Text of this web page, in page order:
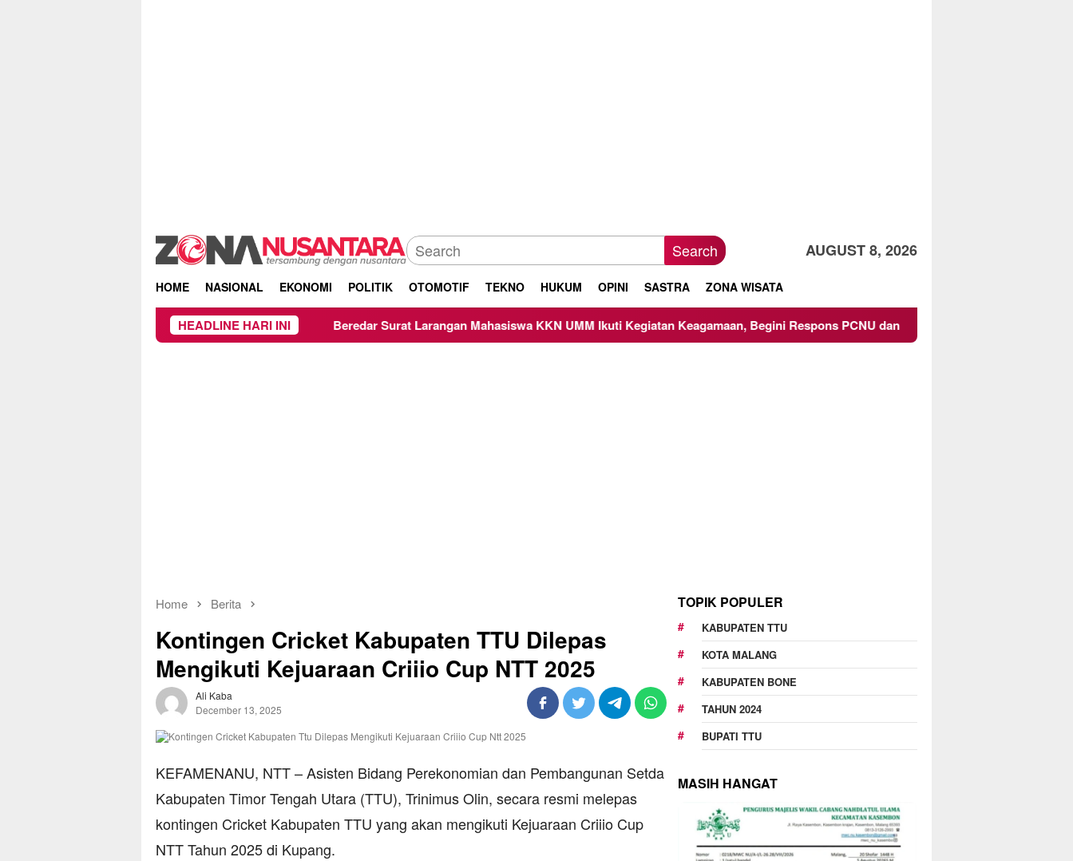
Search AUGUST 8, 2026
HOME NASIONAL EKONOMI POLITIK OTOMOTIF TEKNO HUKUM OPINI SASTRA ZONA WISATA
HEADLINE HARI INI
Beredar Surat Larangan Mahasiswa KKN UMM Ikuti Kegiatan Keagamaan, Begini Respons PCNU dan Kampus Owner Dupli Dining and Lounge
Home Berita
Kontingen Cricket Kabupaten TTU Dilepas
Mengikuti Kejuaraan Criiio Cup NTT 2025
Ali Kaba
December 13, 2025
KEFAMENANU, NTT – Asisten Bidang Perekonomian dan Pembangunan Setda
Kabupaten Timor Tengah Utara (TTU), Trinimus Olin, secara resmi melepas
kontingen Cricket Kabupaten TTU yang akan mengikuti Kejuaraan Criiio Cup
NTT Tahun 2025 di Kupang.
TOPIK POPULER
KABUPATEN TTU
KOTA MALANG
KABUPATEN BONE
TAHUN 2024
BUPATI TTU
MASIH HANGAT